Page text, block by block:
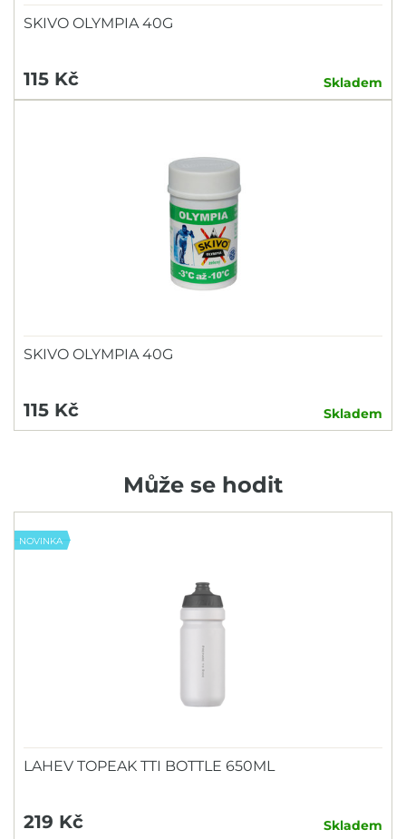
SKIVO OLYMPIA 40G
115 Kč Skladem
SKIVO OLYMPIA 40G
115 Kč Skladem
Může se hodit
NOVINKA
LAHEV TOPEAK TTI BOTTLE 650ML
219 Kč Skladem